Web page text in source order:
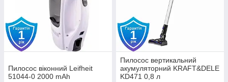
Пилосос віконний Leifheit
51044-0 2000 mAh
Пилосос вертикальний
акумуляторний KRAFT&DELE
KD471 0,8 л